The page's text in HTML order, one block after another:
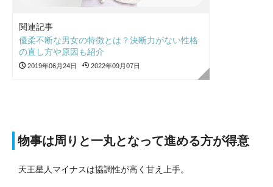
関連記事
優柔不断な男女の特徴とは？決断力がない性格
の直し方や原因も紹介
2019年06月24日 2022年09月07日
物事は周りと一丸となって進める方が得意
天王星人マイナスは協調性が高く甘え上手。